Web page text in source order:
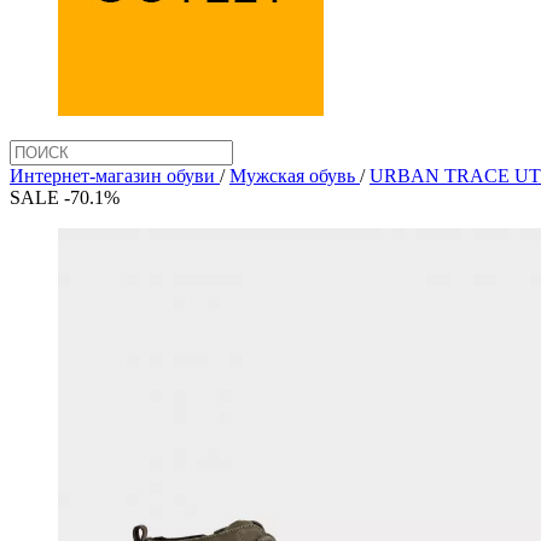
Интернет-магазин обуви /Мужская обувь /URBAN TRACE
SALE -70.1%